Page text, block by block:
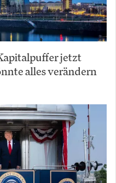
jetzt
alles verändern